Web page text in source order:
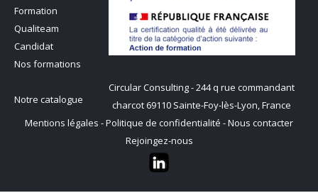
Formation
Qualiteam
Candidat
Nos formations
Notre catalogue
Circular Consulting - 244 q rue commandant
charcot 69110 Sainte-Foy-lès-Lyon, France
Mentions légales -Politique de confidentialité -Nous contacter
Rejoingez-nous